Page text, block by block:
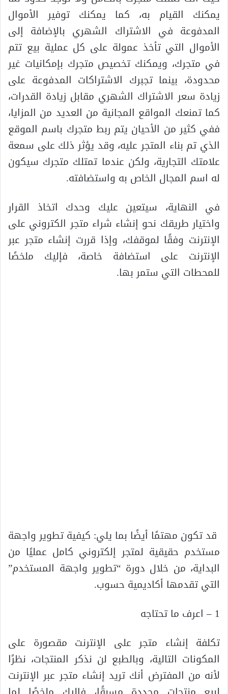
يمكنك القيام به، كما يمكنك توفير الأموال
المدفوعة في الاشتراك الشهري بالإضافة إلى
الأموال التي تأخذ عمولة على كل عملية بيع تتم
في متجرك، ويمكنك تخصيص متجرك بإمكانيات غير
محدودة، بينما تجبرك الاشتراكات المدفوعة على
زيادة سعر الاشتراك الشهري مقابل زيادة القدرات،
كما تمنعك المواقع المجانية من العديد من المزايا،
ففي كثير من الأحيان يتم ربط متجرك باسم الموقع
الذي تم بناء المتجر عليه، وقد يؤثر ذلك على سمعة
علامتك التجارية، ولكن عندما تمتلك متجرك سيكون
له اسم المجال الخاص به واستضافته.
في النهاية، سيتعين عليك وحدك اتخاذ القرار
واختيار طريقك نحو إنشاء شراء متجر الكتروني على
الإنترنت وفقًا لموقفك، وإذا قررت إنشاء متجر عبر
الإنترنت على استضافة خاصة، فإليك ملخصًا
للمحطات التي ستمر بها.
قد تكون مهتمًا أيضًا بما يلي: كيفية تطوير واجهة
مستخدم حقيقية لمتجر إلكتروني كامل عمليًا من
البداية، من خلال دورة “تطوير واجهة المستخدم”
التي تقدمها أكاديمية حسوب.
1 – اعرف ما تحتاجه
تكلفة إنشاء متجر على الإنترنت مقصورة على
المكونات التالية، وبالطبع لن نذكر المنتجات، نظرًا
لأنه من المفترض أنك تريد إنشاء متجر عبر الإنترنت